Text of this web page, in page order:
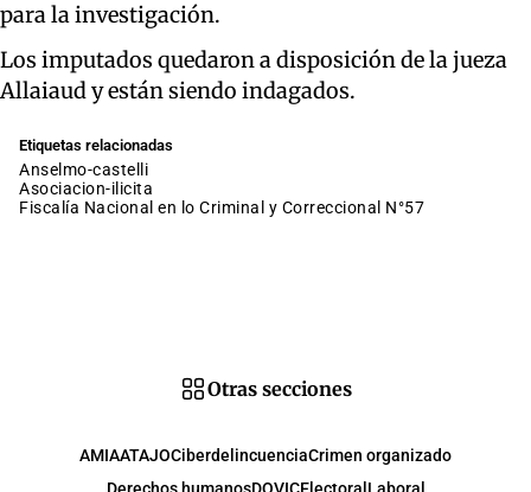
para la investigación.
Los imputados quedaron a disposición de la jueza
Allaiaud y están siendo indagados.
Etiquetas relacionadas
anselmo-castelli
asociacion-ilicita
Fiscalía Nacional en lo Criminal y Correccional N°57
Otras secciones
AMIAATAJOCiberdelincuenciaCrimen organizado